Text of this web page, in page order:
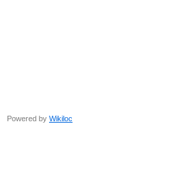
Powered by Wikiloc